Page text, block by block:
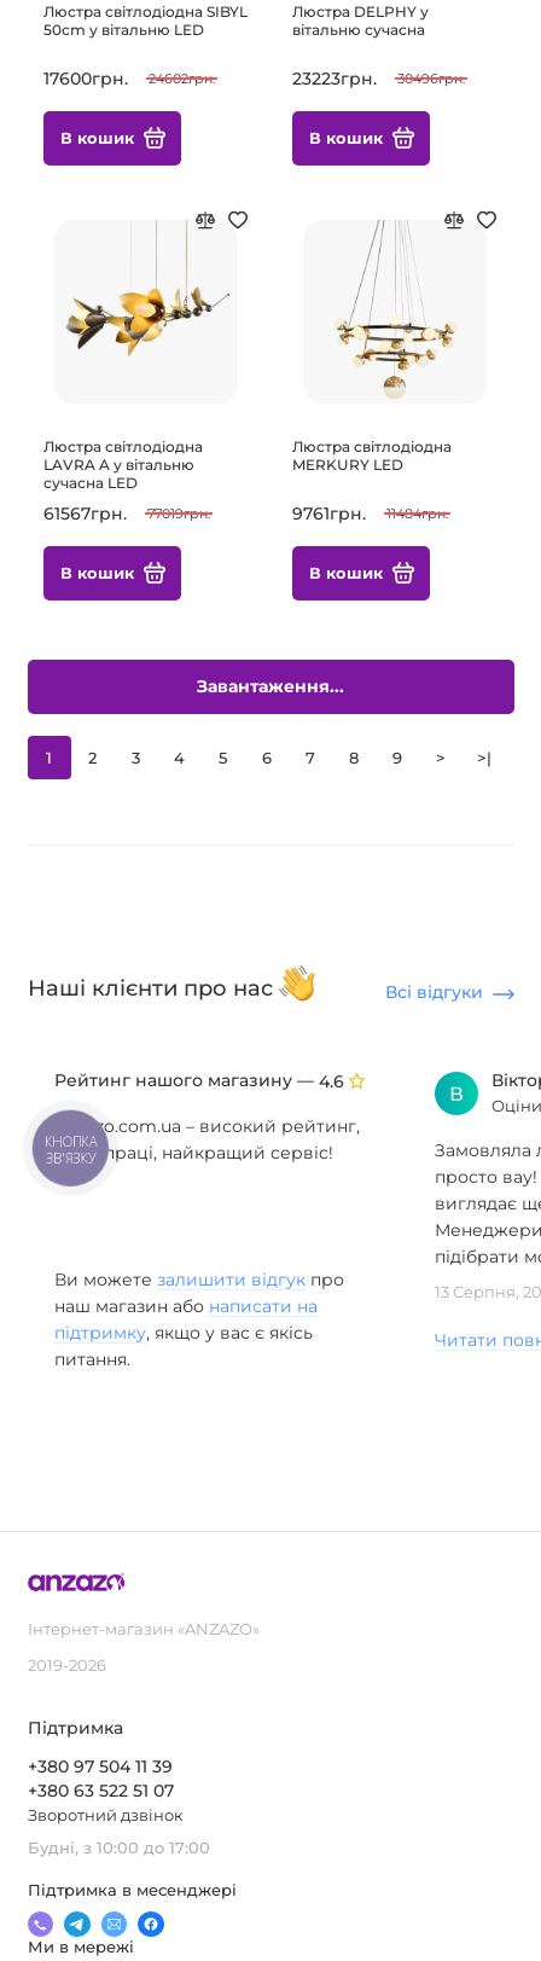
Люстра світлодіодна SIBYL
50cm у вітальню LED
17600грн. 24602грн.
В кошик
Люстра DELPHY у
вітальню сучасна
23223грн. 30496грн.
В кошик
Люстра світлодіодна
LAVRA A у вітальню
сучасна LED
61567грн. 77019грн.
В кошик
Люстра світлодіодна
MERKURY LED
9761грн. 11484грн.
В кошик
1 2 3 4 5 6 7 8 9 > >|
Завантаження...
Наші клієнти про нас Всі відгуки
Рейтинг нашого магазину — 4.6
Anzazo.com.ua – високий рейтинг,
роки праці, найкращий сервіс!
Ви можете залишити відгук про
наш магазин або написати на
підтримку, якщо у вас є якісь
питання.
В
Замовляла
просто
виглядає
Менеджери
підібрати
13 Серпня,
Читати
Інтернет-магазин «ANZAZO»
2019-2026
Підтримка
+380 97 504 11 39
+380 63 522 51 07
Зворотний дзвінок
Будні, з 10:00 до 17:00
Підтримка в месенджері
Ми в мережі
КНОПКА
ЗВ'ЯЗКУ